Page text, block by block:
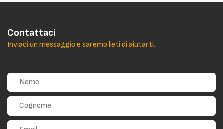
Contattaci
Inviaci un messaggio e saremo lieti di aiutarti.